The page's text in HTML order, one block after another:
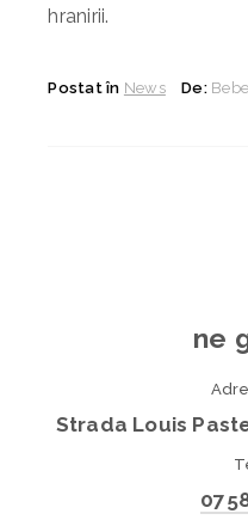
hranirii.
Postat în News De:
ne
Strada Louis